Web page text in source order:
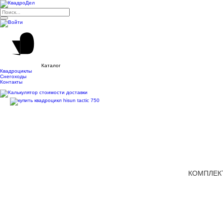
Каталог
Квадроциклы
Снегоходы
Контакты